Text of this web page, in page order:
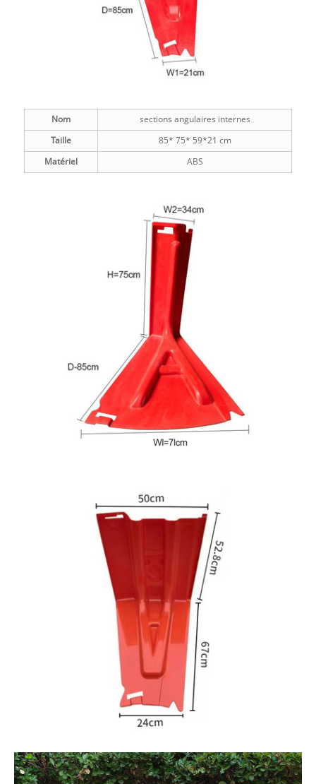
Nom
sections angulaires internes
Taille
85* 75* 59*21 cm
Matériel
ABS